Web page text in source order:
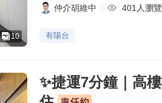
10
仲介胡維中 401人瀏覽
有陽台
✨捷運7分鐘｜高